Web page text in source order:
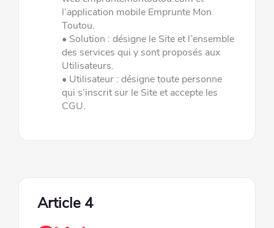
l’application mobile Emprunte Mon
Toutou.
• Solution : désigne le Site et l’ensemble
des services qui y sont proposés aux
Utilisateurs.
• Utilisateur : désigne toute personne
qui s’inscrit sur le Site et accepte les
CGU.
Article 4